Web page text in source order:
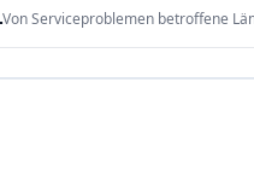
Von Serviceproblemen betroffene